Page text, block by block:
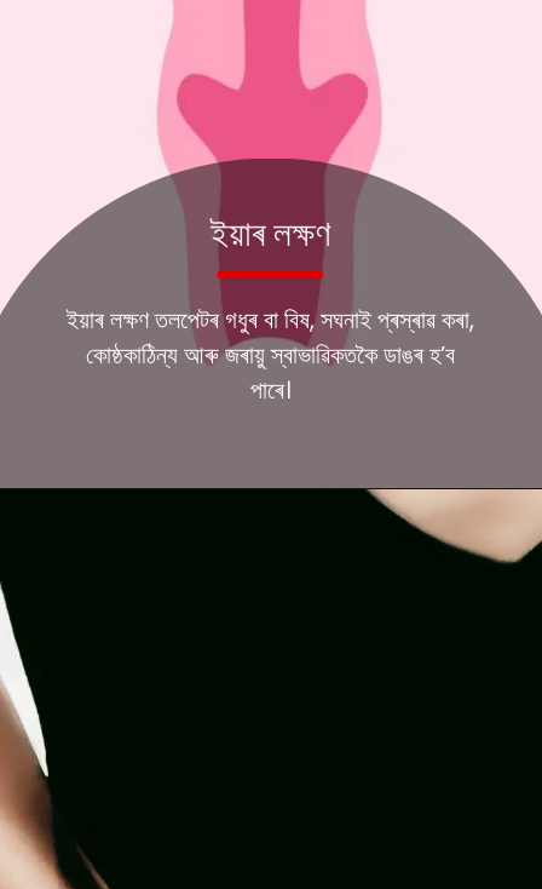
ইয়াৰ লক্ষণ তলপেটৰ গধুৰ বা বিষ, সঘনাই প্ৰস্ৰাৱ কৰা,
কোষ্ঠকাঠিন্য আৰু জৰায়ু স্বাভাৱিকতকৈ ডাঙৰ হ’ব
পাৰে।
ইয়াৰ লক্ষণ